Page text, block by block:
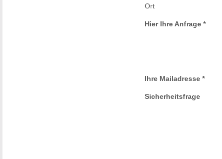
Ort
Hier Ihre Anfrage *
Ihre Mailadresse *
Sicherheitsfrage